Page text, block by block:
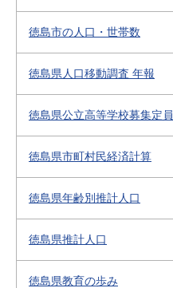
徳島市の人口・世帯数
徳島県人口移動調査 年報
徳島県公立高等学校募集定員
徳島県市町村民経済計算
徳島県年齢別推計人口
徳島県推計人口
徳島県教育の歩み